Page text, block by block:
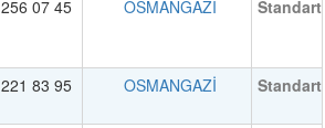
256 07 45 OSMANGAZİ Standart
221 83 95 OSMANGAZİ Standart